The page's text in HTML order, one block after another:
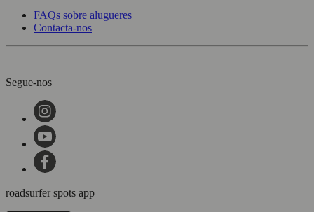
FAQs sobre alugueres
Contacta-nos
Segue-nos
roadsurfer spots app